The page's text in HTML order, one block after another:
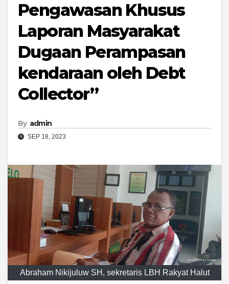
Pengawasan Khusus
Laporan Masyarakat
Dugaan Perampasan
kendaraan oleh Debt
Collector”
By admin
SEP 18, 2023
Abraham Nikijuluw SH, sekretaris LBH Rakyat Halut